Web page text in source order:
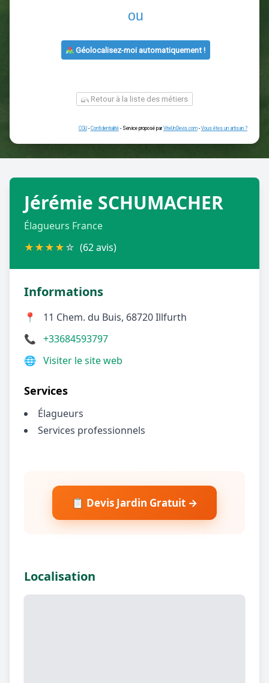
Entrez le code postal ou la
ou
Retour à la liste des métiers
- Confidentialité
Jérémie SCHUMACHER
Élagueurs France
★★★★☆ (62 avis)
Informations
📍
11 Chem. du Buis, 68720 Illfurth
📞 +33684593797
🌐 Visiter le site web
Services
Élagueurs
Services professionnels
📋 Devis Jardin Gratuit →
Localisation